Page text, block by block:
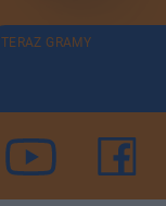
TERAZ GRAMY